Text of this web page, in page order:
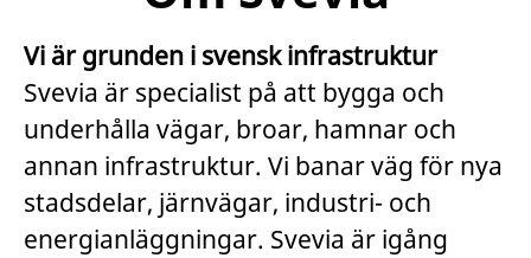
Vi är grunden i svensk infrastruktur
Svevia är specialist på att bygga och
underhålla vägar, broar, hamnar och
annan infrastruktur. Vi banar väg för nya
stadsdelar, järnvägar, industri- och
energianläggningar. Svevia är igång